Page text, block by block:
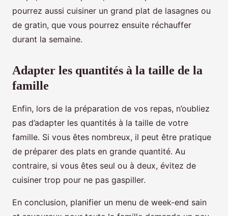
pourrez aussi cuisiner un grand plat de lasagnes ou
de gratin, que vous pourrez ensuite réchauffer
durant la semaine.
Adapter les quantités à la taille de la
famille
Enfin, lors de la préparation de vos repas, n’oubliez
pas d’adapter les quantités à la taille de votre
famille. Si vous êtes nombreux, il peut être pratique
de préparer des plats en grande quantité. Au
contraire, si vous êtes seul ou à deux, évitez de
cuisiner trop pour ne pas gaspiller.
En conclusion, planifier un menu de week-end sain